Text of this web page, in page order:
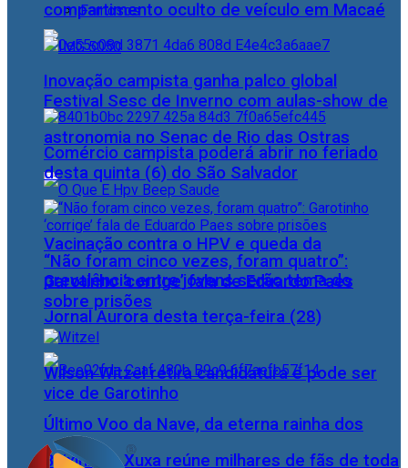
Famosos
Festival Sesc de Inverno com aulas-show de
astronomia no Senac de Rio das Ostras
Vacinação contra o HPV e queda da
prevalência entre jovens serão tema do
Jornal Aurora desta terça-feira (28)
Último Voo da Nave, da eterna rainha dos
Baixinhos, Xuxa reúne milhares de fãs de toda
compartimento oculto de veículo em Macaé
Inovação campista ganha palco global
Comércio campista poderá abrir no feriado
desta quinta (6) do São Salvador
“Não foram cinco vezes, foram quatro”:
Garotinho ‘corrige’ fala de Eduardo Paes
sobre prisões
Wilson Witzel retira candidatura e pode ser
vice de Garotinho